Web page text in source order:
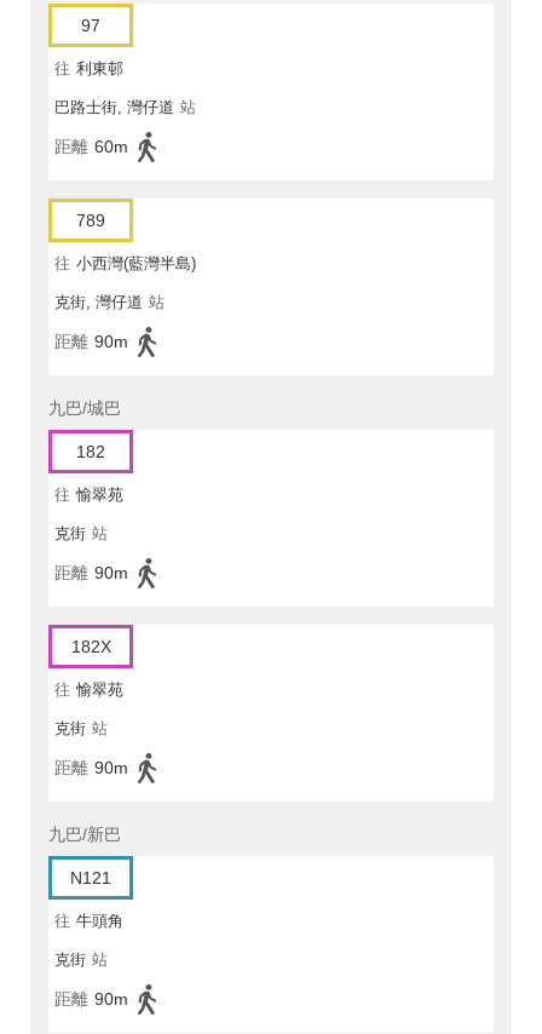
97
往 利東邨
巴路士街, 灣仔道 站
距離 60m
789
往 小西灣(藍灣半島)
克街, 灣仔道 站
距離 90m
九巴/城巴
182
往 愉翠苑
克街 站
距離 90m
182X
往 愉翠苑
克街 站
距離 90m
九巴/新巴
N121
往 牛頭角
克街 站
距離 90m